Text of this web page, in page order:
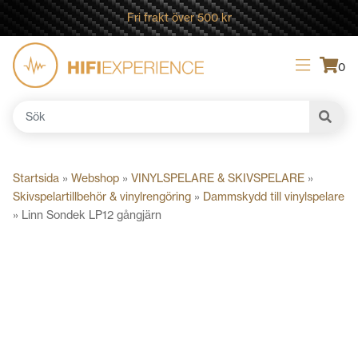
Fri frakt över 500 kr
0
Sök
Startsida » Webshop » VINYLSPELARE & SKIVSPELARE »
Skivspelartillbehör & vinylrengöring » Dammskydd till vinylspelare
» Linn Sondek LP12 gångjärn